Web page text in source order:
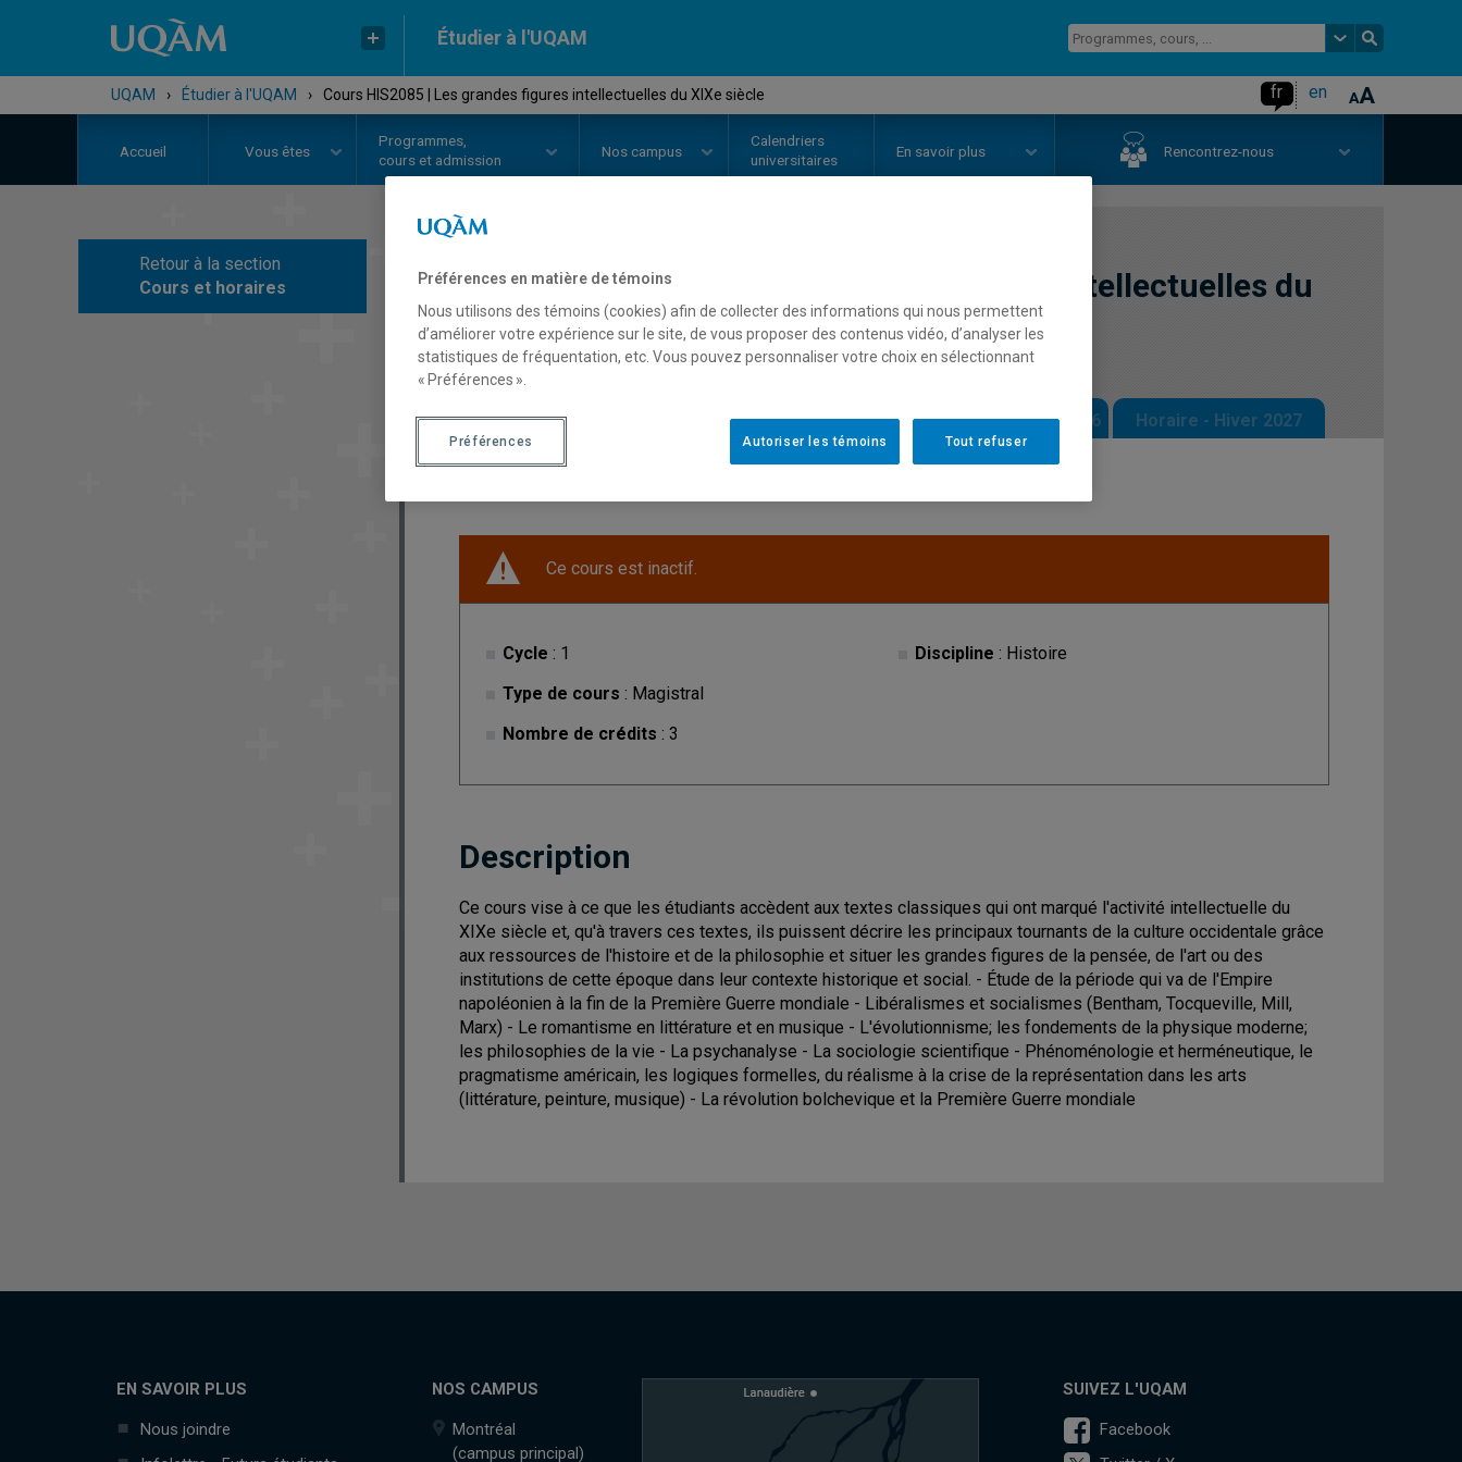
Étudier à l'UQAM
UQAM › Étudier à l'UQAM › Cours HIS2085 | Les grandes figures intellectuelles du XIXe siècle fr en
Accueil Vous êtes
Programmes,
cours et admission
Nos campus
Calendriers
universitaires
En savoir plus Rencontrez-nous
Retour à la section
Cours et horaires
COURS// HIS2085
Les grandes figures intellectuelles du
XIXe siècle
Description Horaire - Été 2026 Horaire - Automne 2026 Horaire - Hiver 2027
Ce cours est inactif.
Cycle : 1
Type de cours : Magistral
Nombre de crédits : 3
Discipline : Histoire
Description
Ce cours vise à ce que les étudiants accèdent aux textes classiques qui ont marqué l'activité intellectuelle du
XIXe siècle et, qu'à travers ces textes, ils puissent décrire les principaux tournants de la culture occidentale grâce
aux ressources de l'histoire et de la philosophie et situer les grandes figures de la pensée, de l'art ou des
institutions de cette époque dans leur contexte historique et social. - Étude de la période qui va de l'Empire
napoléonien à la fin de la Première Guerre mondiale - Libéralismes et socialismes (Bentham, Tocqueville, Mill,
Marx) - Le romantisme en littérature et en musique - L'évolutionnisme; les fondements de la physique moderne;
les philosophies de la vie - La psychanalyse - La sociologie scientifique - Phénoménologie et herméneutique, le
pragmatisme américain, les logiques formelles, du réalisme à la crise de la représentation dans les arts
(littérature, peinture, musique) - La révolution bolchevique et la Première Guerre mondiale
EN SAVOIR PLUS
Nous joindre
NOS CAMPUS
Montréal
(campus principal)
SUIVEZ L'UQAM
Facebook
Préférences en matière de témoins
Nous utilisons des témoins (cookies) afin de collecter des informations qui nous permettent
d’améliorer votre expérience sur le site, de vous proposer des contenus vidéo, d’analyser les
statistiques de fréquentation, etc. Vous pouvez personnaliser votre choix en sélectionnant
« Préférences ».
Tout refuser
Autoriser les témoins
Préférences